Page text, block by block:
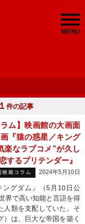
MENU
１ 件の記事
ラム】映画館の大画面
『猿の惑星／キング
楽なラブコメ”が久し
するプリテンダー』
映画コラム 2024年5月10日
ングダム』（5月10日公
で高い知能と言語を得
人類を支配していた。そ
は、巨大な帝国を築く